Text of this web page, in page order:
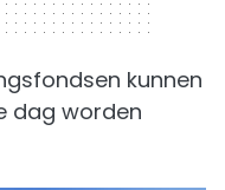
kunnen
dag worden